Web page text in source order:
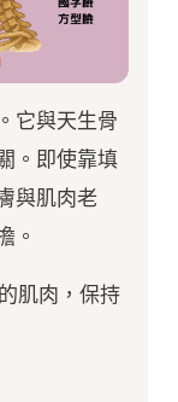
它與天生骨
。即使靠填
與肌肉老
。
肌肉，保持